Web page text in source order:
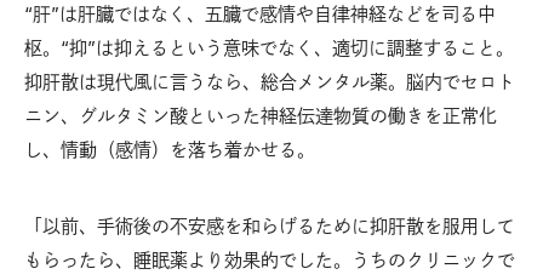
“肝”は肝臓ではなく、五臓で感情や自律神経などを司る中
枢。“抑”は抑えるという意味でなく、適切に調整すること。
抑肝散は現代風に言うなら、総合メンタル薬。脳内でセロト
ニン、グルタミン酸といった神経伝達物質の働きを正常化
し、情動（感情）を落ち着かせる。
「以前、手術後の不安感を和らげるために抑肝散を服用して
もらったら、睡眠薬より効果的でした。うちのクリニックで